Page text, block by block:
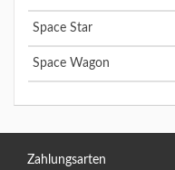
Space Star
Space Wagon
Zahlungsarten